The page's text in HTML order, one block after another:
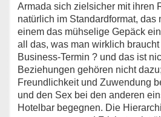
Armada sich zielsicher mit ihren
natürlich im Standardformat,
einem das mühselige Gepäck
all das, was man wirklich
Business-Termin ? und das ist
Beziehungen gehören nicht
Freundlichkeit und Zuwendung
und den Sex bei den anderen
Hotelbar begegnen. Die